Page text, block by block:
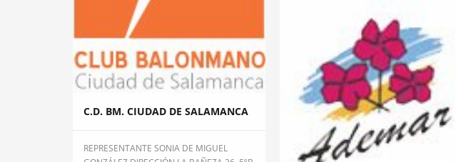
C.D. BM. CIUDAD DE SALAMANCA
REPRESENTANTE SONIA DE MIGUEL